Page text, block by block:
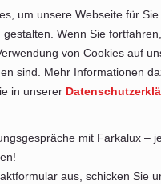
um unsere Webseite für
Wenn Sie
von Cookies auf
sind. Mehr Informationen
in unserer
mit Farkalux –
aus, schicken Sie